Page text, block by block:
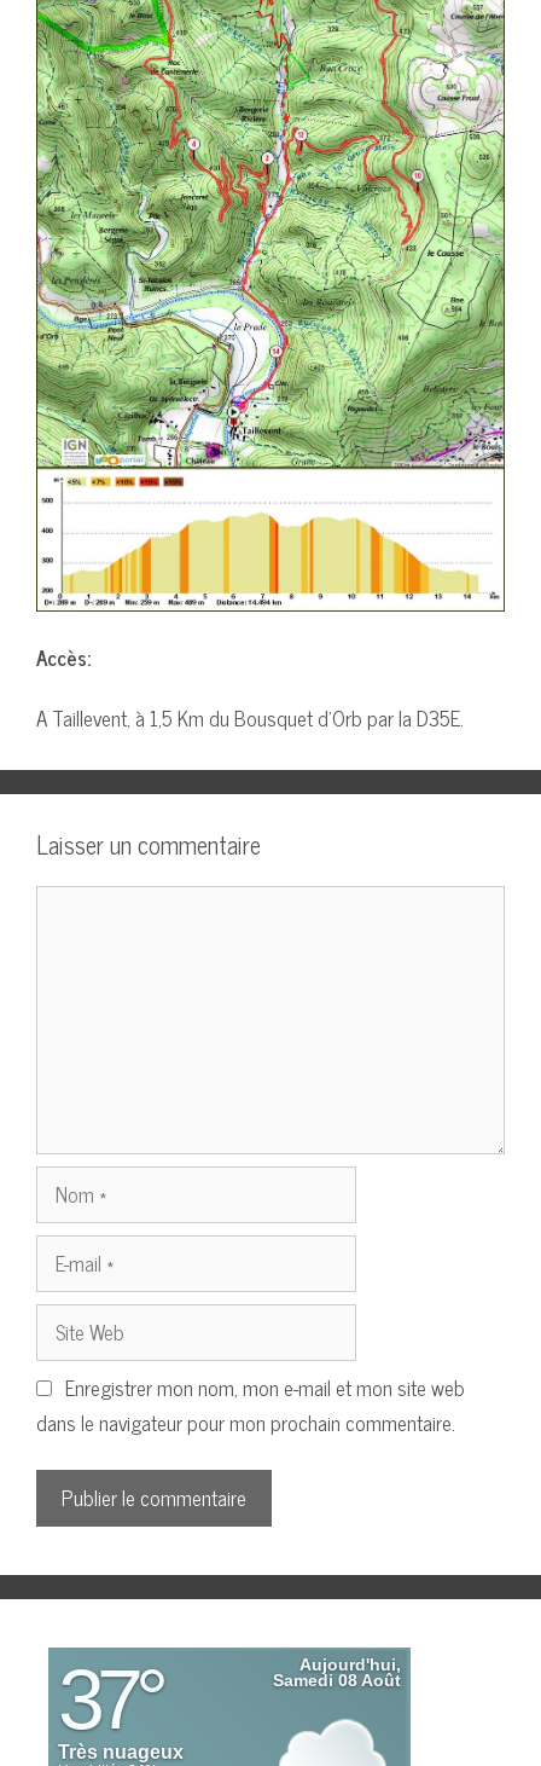
Accès:
A Taillevent, à 1,5 Km du Bousquet d’Orb par la D35E.
Laisser un commentaire
Nom
mail
Site
Web
Enregistrer mon nom, mon e-mail et mon site web
dans le navigateur pour mon prochain commentaire.